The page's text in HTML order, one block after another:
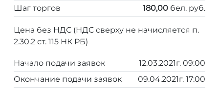
Шаг торгов 180,00 бел. руб.
Цена без НДС (НДС сверху не начисляется п.
2.30.2 ст. 115 НК РБ)
Начало подачи заявок
12.03.2021г. 09:00
Окончание подачи заявок
09.04.2021г. 17:00